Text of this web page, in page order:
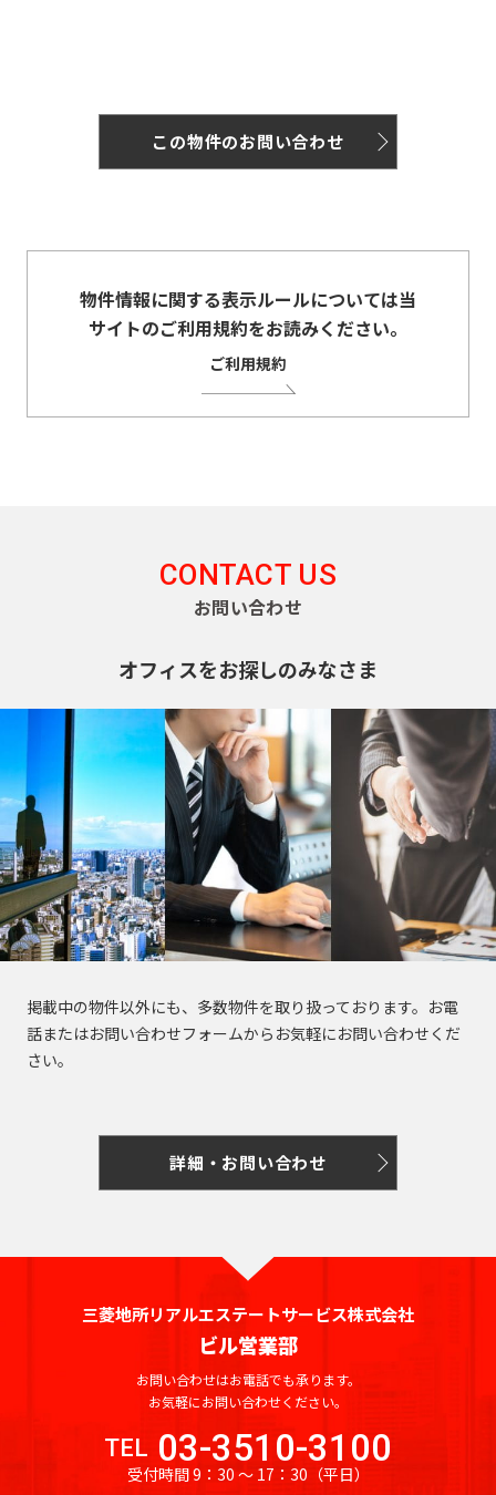
この物件のお問い合わせ
物件情報に関する表示ルールについては当
サイトのご利用規約をお読みください。
ご利用規約
CONTACT US
お問い合わせ
オフィスをお探しのみなさま
掲載中の物件以外にも、多数物件を取り扱っております。お電
話またはお問い合わせフォームからお気軽にお問い合わせくだ
さい。
詳細・お問い合わせ
三菱地所リアルエステートサービス株式会社
ビル営業部
お問い合わせはお電話でも承ります。
お気軽にお問い合わせください。
TEL 03-3510-3100
受付時間 9：30 〜 17：30 （平日）